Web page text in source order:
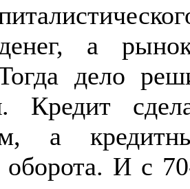
а
дело
Кредит
а
оборота. И с